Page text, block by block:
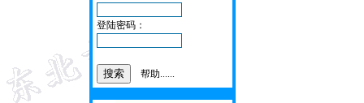
登陆密码：
帮助......